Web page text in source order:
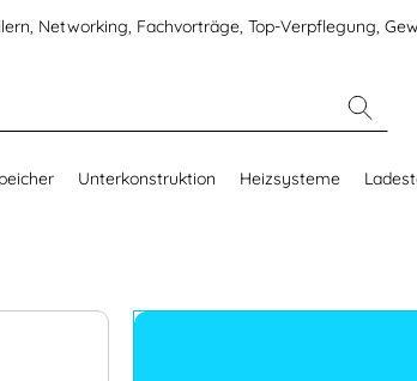
Networking, Fachvorträge, Top-Verpflegung,
Unterkonstruktion Heizsysteme